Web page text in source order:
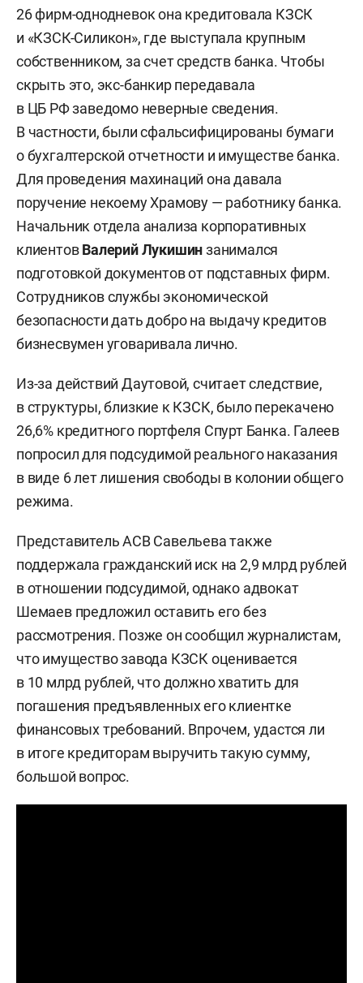
26 фирм-однодневок она кредитовала КЗСК
и «КЗСК-Силикон», где выступала крупным
собственником, за счет средств банка. Чтобы
скрыть это, экс-банкир передавала
в ЦБ РФ заведомо неверные сведения.
В частности, были сфальсифицированы бумаги
о бухгалтерской отчетности и имуществе банка.
Для проведения махинаций она давала
поручение некоему Храмову — работнику банка.
Начальник отдела анализа корпоративных
клиентовВалерий Лукишинзанимался
подготовкой документов от подставных фирм.
Сотрудников службы экономической
безопасности дать добро на выдачу кредитов
бизнесвумен уговаривала лично.
Из-за действий Даутовой, считает следствие,
в структуры, близкие к КЗСК, было перекачено
26,6% кредитного портфеля Спурт Банка. Галеев
попросил для подсудимой реального наказания
в виде 6 лет лишения свободы в колонии общего
режима.
Представитель АСВ Савельева также
поддержала гражданский иск на 2,9 млрд рублей
в отношении подсудимой, однако адвокат
Шемаев предложил оставить его без
рассмотрения. Позже он сообщил журналистам,
что имущество завода КЗСК оценивается
в 10 млрд рублей, что должно хватить для
погашения предъявленных его клиентке
финансовых требований. Впрочем, удастся ли
в итоге кредиторам выручить такую сумму,
большой вопрос.